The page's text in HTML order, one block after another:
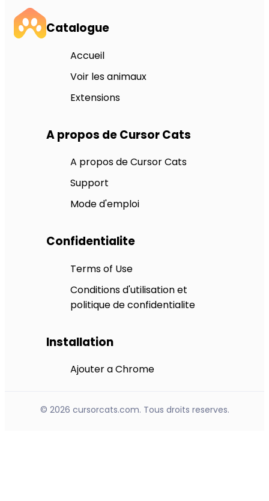
Catalogue
Accueil
Voir les animaux
Extensions
A propos de Cursor Cats
A propos de Cursor Cats
Support
Mode d'emploi
Confidentialite
Terms of Use
Conditions d'utilisation et
politique de confidentialite
Installation
Ajouter a Chrome
© 2026 cursorcats.com. Tous droits reserves.